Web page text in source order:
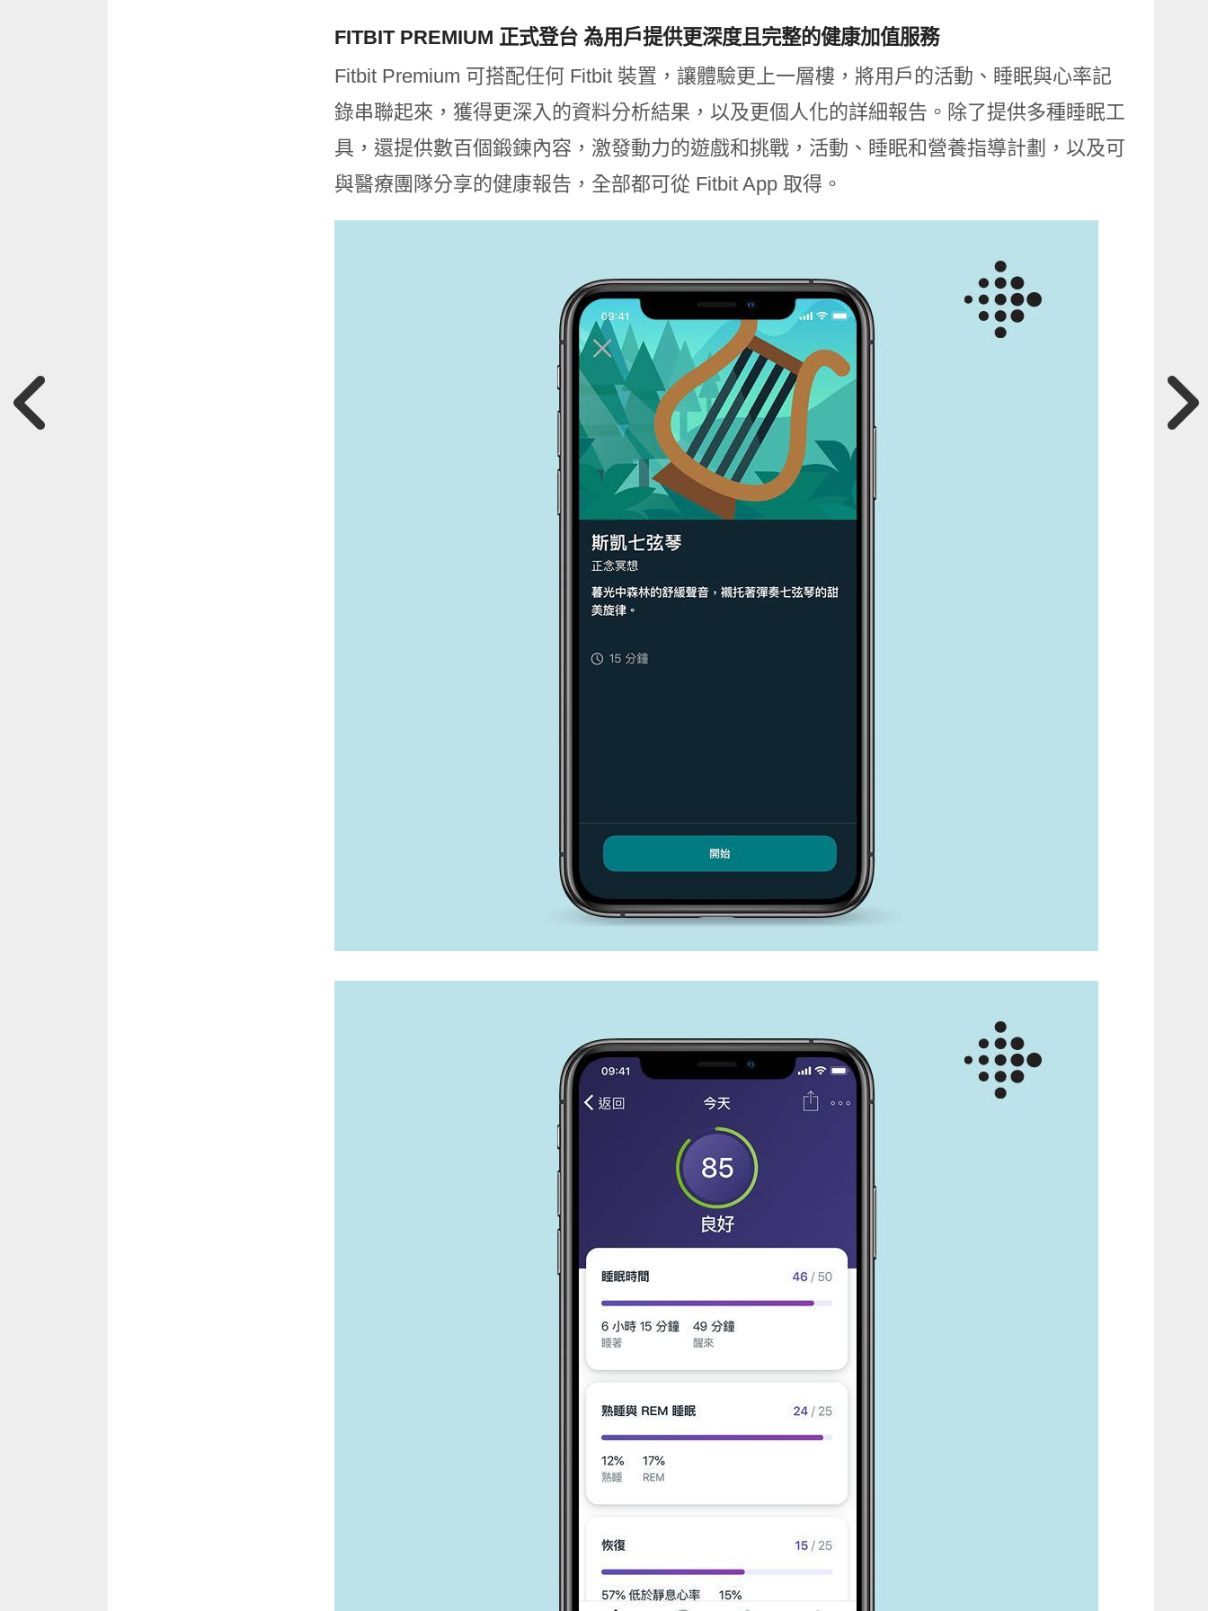
FITBIT PREMIUM 正式登台 為用戶提供更深度且完整的健康加值服務
Fitbit Premium 可搭配任何 Fitbit 裝置，讓體驗更上一層樓，將用戶的活動、睡眠與心率記
錄串聯起來，獲得更深入的資料分析結果，以及更個人化的詳細報告。除了提供多種睡眠工
具，還提供數百個鍛鍊內容，激發動力的遊戲和挑戰，活動、睡眠和營養指導計劃，以及可
與醫療團隊分享的健康報告，全部都可從 Fitbit App 取得。